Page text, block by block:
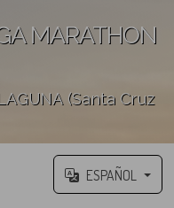
MARATHON
(Santa Cruz
ESPAÑOL